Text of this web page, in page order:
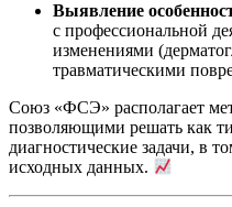
Выявление
с профессиональной
изменениями
травматическими
Союз «ФСЭ» располагает
позволяющими решать как
диагностические задачи, в
исходных данных.